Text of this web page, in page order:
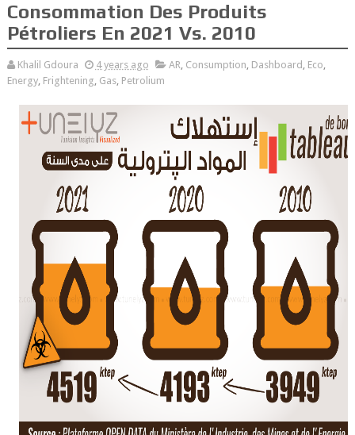
Consommation Des Produits
Pétroliers En 2021 Vs. 2010
Khalil Gdoura 4 years ago AR, Consumption, Dashboard , Eco,
Energy, Frightening, Gas, Petrolium